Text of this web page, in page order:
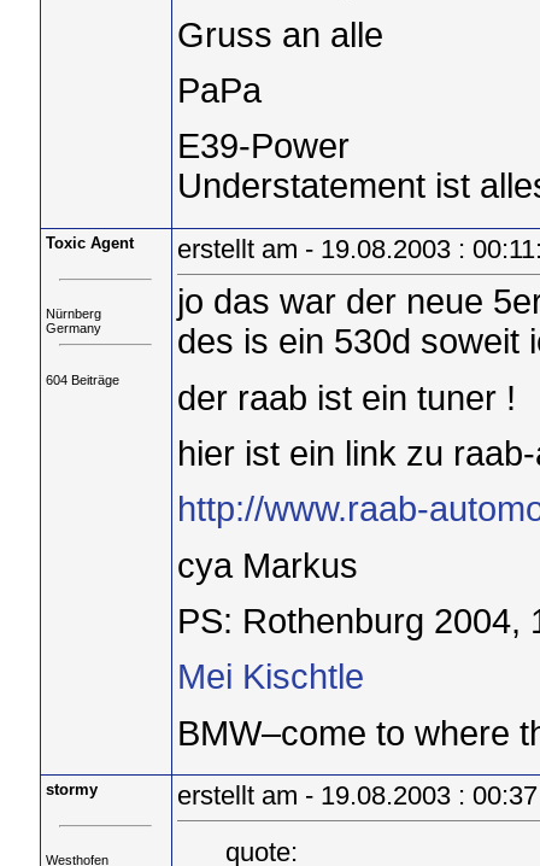
Gruss an alle
PaPa
E39-Power
Understatement ist
Toxic Agent
Nürnberg
Germany
604 Beiträge
erstellt am - 19.08.2003 :
jo das war der neue
des is ein 530d soweit
der raab ist ein tuner !
hier ist ein link zu
http://www.raab-
cya Markus
PS: Rothenburg 2004,
Mei Kischtle
BMW–come to where
stormy
Westhofen
erstellt am - 19.08.2003 :
quote: